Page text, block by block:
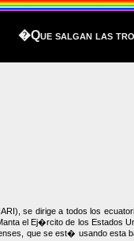
�Que salgan las
se dirige a todos los
el Ej�rcito de los
que se est� usando esta